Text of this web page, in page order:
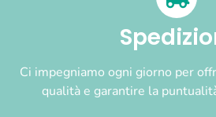
Ci impegniamo ogni giorno per
qualità e garantire la